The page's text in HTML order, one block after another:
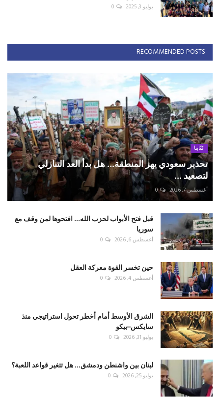
يوليو 3, 2025 0
RECOMMENDED POSTS
كتّابنا
تحذير سعودي يهز المنطقة... هل بدأ العد التنازلي
لتصعيد ...
أغسطس 7, 2026 0
قبل فتح الأبواب لحزب الله... افتحوها لمن وقف مع
سوريا
أغسطس 6, 2026 0
حين تخسر القوة معركة العقل
أغسطس 4, 2026 0
الشرق الأوسط أمام أخطر تحول استراتيجي منذ
سايكس–بيكو
يوليو 31, 2026 0
لبنان بين واشنطن ودمشق... هل تتغير قواعد اللعبة؟
يوليو 25, 2026 0